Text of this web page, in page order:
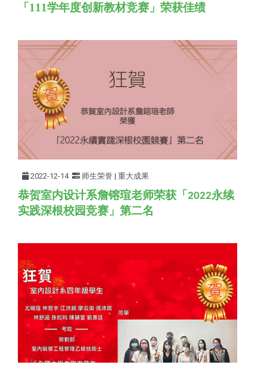
「111学年度创新教材竞赛 」荣获佳绩
2022-12-14 师生荣誉 | 重大成果
恭贺室内设计系詹镕瑄老师荣获「2022永续
实践深根校园竞赛」第二名